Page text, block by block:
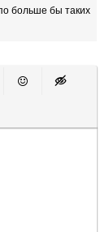
больше бы таких